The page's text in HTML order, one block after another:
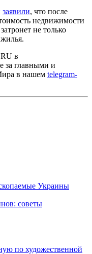
заявили, что после
недвижимости
не только
в
за главными и
в нашем telegram-
Украины
советы
по художественной